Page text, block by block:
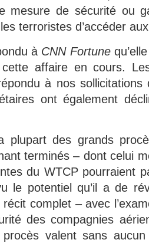
mesure de sécurité ou
terroristes d’accéder
à CNN Fortune
affaire en cours.
à nos
ont également
plupart des grands
terminés – dont celui
du WTCP pourraient
le potentiel qu’il a de
complet – avec
des compagnies
valent sans aucun